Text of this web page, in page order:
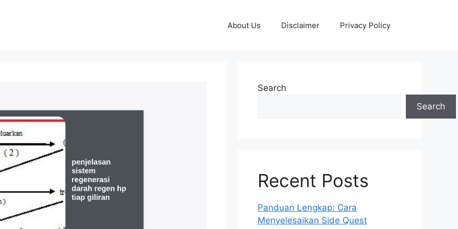
About Us Disclaimer Privacy Policy
Search
Search
Recent Posts
Panduan Lengkap: Cara
Menyelesaikan Side Quest